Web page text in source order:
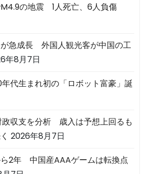
の地震 1人死亡、6人負傷
が急成長 外国人観光客が中国の工
年8月7日
代生まれ初の「ロボット富豪」誕
収支を分析 歳入は予想上回るも
2026年8月7日
ら2年 中国産AAAゲームは転換点